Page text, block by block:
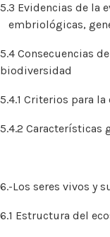
5.3 Evidencias de la
embriológicas,
5.4 Consecuencias
biodiversidad
5.4.1 Criterios para
5.4.2 Características
6.-Los seres vivos y
6.1 Estructura del